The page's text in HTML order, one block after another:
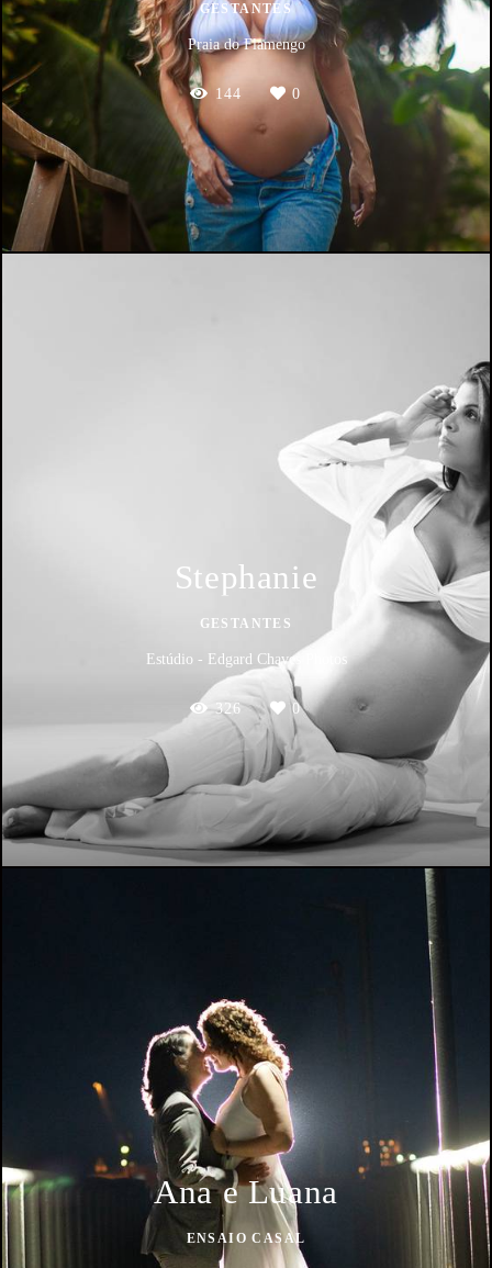
GESTANTES
Praia do Flamengo
144 0
Stephanie
GESTANTES
Estúdio - Edgard Chaves Photos
326 0
Ana e Luana
ENSAIO CASAL